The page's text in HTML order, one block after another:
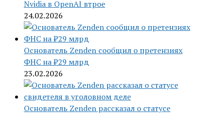
Nvidia в OpenAI втрое
24.02.2026
Основатель Zenden сообщил о претензиях
ФНС на ₽29 млрд
23.02.2026
Основатель Zenden рассказал о статусе